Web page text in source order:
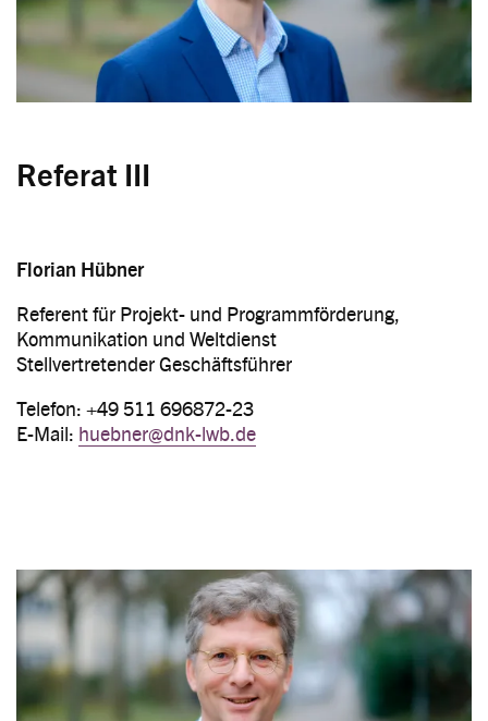
Referat III
Florian Hübner
Referent für Projekt- und Programmförderung,
Kommunikation und Weltdienst
Stellvertretender Geschäftsführer
Telefon: +49 511 696872-23
E-Mail: huebner@dnk-lwb.de
Image